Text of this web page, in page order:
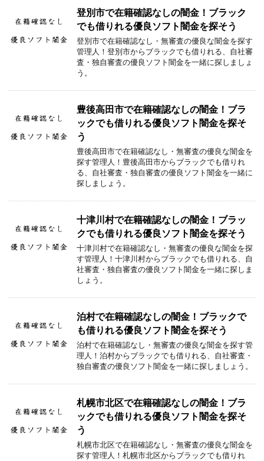
登別市で在籍確認なしの闇金！ブラック
でも借りれる優良ソフト闇金を探そう
登別市で在籍確認なし・無審査の優良な闇金を探す
管理人！登別市からブラックでも借りれる、自社審
査・独自審査の優良ソフト闇金を一緒に探しましょ
う。
豊後高田市で在籍確認なしの闇金！ブラ
ックでも借りれる優良ソフト闇金を探そ
う
豊後高田市で在籍確認なし・無審査の優良な闇金を
探す管理人！豊後高田市からブラックでも借りれ
る、自社審査・独自審査の優良ソフト闇金を一緒に
探しましょう。
十津川村で在籍確認なしの闇金！ブラッ
クでも借りれる優良ソフト闇金を探そう
十津川村で在籍確認なし・無審査の優良な闇金を探
す管理人！十津川村からブラックでも借りれる、自
社審査・独自審査の優良ソフト闇金を一緒に探しま
しょう。
泊村で在籍確認なしの闇金！ブラックで
も借りれる優良ソフト闇金を探そう
泊村で在籍確認なし・無審査の優良な闇金を探す管
理人！泊村からブラックでも借りれる、自社審査・
独自審査の優良ソフト闇金を一緒に探しましょう。
札幌市北区で在籍確認なしの闇金！ブラ
ックでも借りれる優良ソフト闇金を探そ
う
札幌市北区で在籍確認なし・無審査の優良な闇金を
探す管理人！札幌市北区からブラックでも借りれ